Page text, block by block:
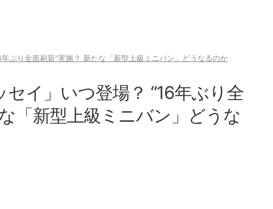
ぶり全面刷新”実施？ 新たな「新型上級ミニバン」どうなるのか
イ」いつ登場？ “16年ぶり全
「新型上級ミニバン」どうな